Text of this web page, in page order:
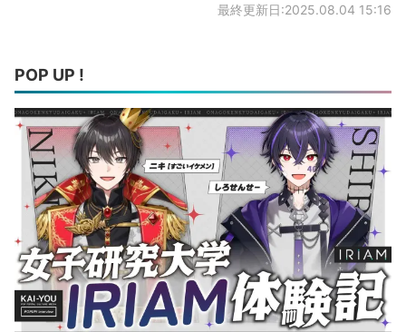
最終更新日:2025.08.04 15:16
POP UP !